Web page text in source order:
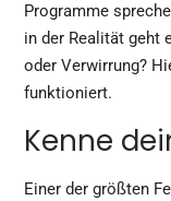
Programme
in der Realität geht
oder Verwirrung?
funktioniert.
Kenne
Einer der größten